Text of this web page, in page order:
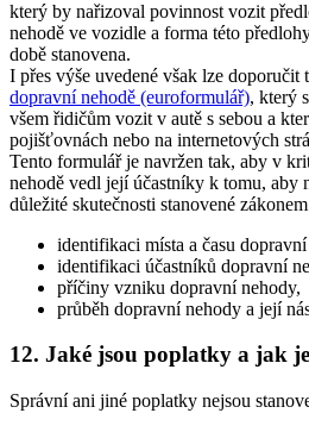
který by nařizoval povinnost vozit
nehodě ve vozidle a forma této
době stanovena.
I přes výše uvedené však lze doporučit
dopravní nehodě (euroformulář), který
všem řidičům vozit v autě s sebou a
pojišťovnách nebo na internetových
Tento formulář je navržen tak, aby v
nehodě vedl její účastníky k tomu, aby
důležité skutečnosti stanovené
identifikaci místa a času
identifikaci účastníků dopravní
příčiny vzniku dopravní nehody,
průběh dopravní nehody a její
12. Jaké jsou poplatky a jak
Správní ani jiné poplatky nejsou